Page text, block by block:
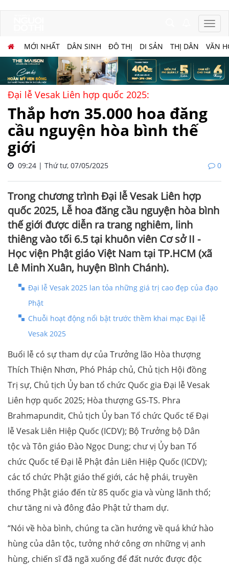
MỚI NHẤT DÂN SINH ĐÔ THỊ DI SẢN THỊ DÂN VĂN
Đại lễ Vesak Liên hợp quốc 2025:
Thắp hơn 35.000 hoa đăng
cầu nguyện hòa bình thế
giới
09:24 | Thứ tư, 07/05/2025 0
Trong chương trình Đại lễ Vesak Liên hợp
quốc 2025, Lễ hoa đăng cầu nguyện hòa bình
thế giới được diễn ra trang nghiêm, linh
thiêng vào tối 6.5 tại khuôn viên Cơ sở II -
Học viện Phật giáo Việt Nam tại TP.HCM (xã
Lê Minh Xuân, huyện Bình Chánh).
Đại lễ Vesak 2025 lan tỏa những giá trị cao đẹp của đạo
Phật
Chuỗi hoạt động nổi bật trước thềm khai mạc Đại lễ
Vesak 2025
Buổi lễ có sự tham dự của Trưởng lão Hòa thượng
Thích Thiện Nhơn, Phó Pháp chủ, Chủ tịch Hội đồng
Trị sự, Chủ tịch Ủy ban tổ chức Quốc gia Đại lễ Vesak
Liên hợp quốc 2025; Hòa thượng GS-TS. Phra
Brahmapundit, Chủ tịch Ủy ban Tổ chức Quốc tế Đại
lễ Vesak Liên Hiệp Quốc (ICDV); Bộ Trưởng bộ Dân
tộc và Tôn giáo Đào Ngọc Dung; chư vị Ủy ban Tổ
chức Quốc tế Đại lễ Phật đản Liên Hiệp Quốc (ICDV);
các tổ chức Phật giáo thế giới, các hệ phái, truyền
thống Phật giáo đến từ 85 quốc gia và vùng lãnh thổ;
chư tăng ni và đông đảo Phật tử tham dự.
“Nói về hòa bình, chúng ta cần hướng về quá khứ hào
hùng của dân tộc, tưởng nhớ công ơn những vị anh
hùng, chiến sĩ đã ngã xuống để đất nước được độc